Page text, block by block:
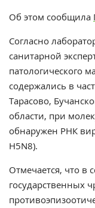
Об этом сообщила
Согласно
санитарной
патологического
содержались в
Тарасово,
области, при
обнаружен РНК
Н5N8).
Отмечается, что в
государственных